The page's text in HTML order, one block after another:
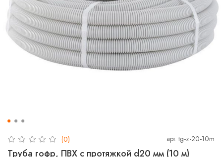
(0) арт.tg-z-20-10m
Труба гофр, ПВХ с протяжкой d20 мм (10 м)